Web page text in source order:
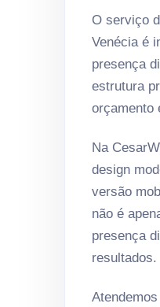
O serviço
Venécia é
presença
estrutura
orçamento
Na
design
versão
não é
presença
resultados.